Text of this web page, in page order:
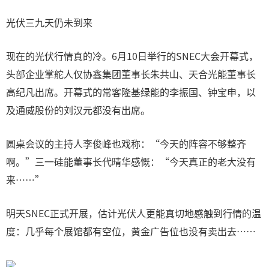
光伏三九天仍未到来
现在的光伏行情真的冷。6月10日举行的SNEC大会开幕式，
头部企业掌舵人仅协鑫集团董事长朱共山、天合光能董事长
高纪凡出席。开幕式的常客隆基绿能的李振国、钟宝申，以
及通威股份的刘汉元都没有出席。
圆桌会议的主持人李俊峰也戏称：“今天的阵容不够整齐
啊。”三一硅能董事长代晴华感慨：“今天真正的老大没有
来……”
明天SNEC正式开展，估计光伏人更能真切地感触到行情的温
度：几乎每个展馆都有空位，黄金广告位也没有卖出去……